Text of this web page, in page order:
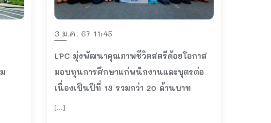
3 ม.ค. 67 11:45
LPC มุ่งพัฒนาคุณภาพชีวิตสตรีด้อยโอกาส
มอบทุนการศึกษาแก่พนักงานและบุตรต่อ
เนื่องเป็นปีที่ 13 รวมกว่า 20 ล้านบาท
[…]